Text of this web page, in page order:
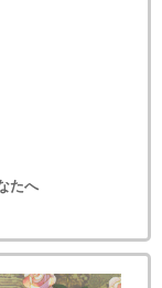
たへ